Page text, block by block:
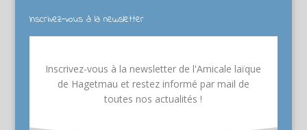
Inscrivez-vous à la newsletter
Inscrivez-vous à la newsletter de l'Amicale laïque
de Hagetmau et restez informé par mail de
toutes nos actualités !